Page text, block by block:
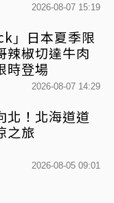
2026-08-07 15:19
」日本夏季限
辣椒切達牛肉
時登場
2026-08-07 14:29
北！北海道道
之旅
2026-08-05 09:01